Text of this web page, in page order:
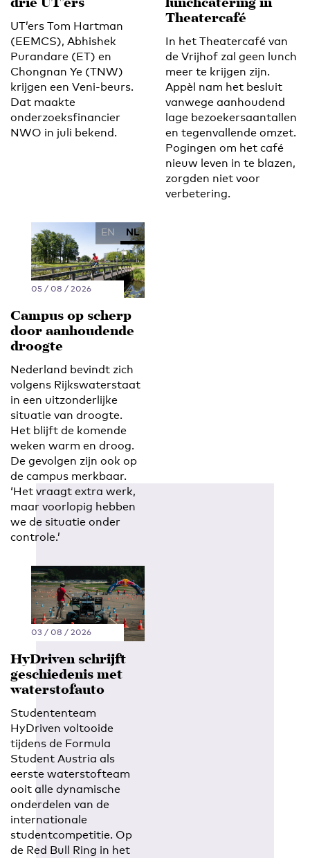
UT’ers Tom Hartman
(EEMCS), Abhishek
Purandare (ET) en
Chongnan Ye (TNW)
krijgen een Veni-beurs.
Dat maakte
onderzoeksfinancier
NWO in juli bekend.
Theatercafé
In het Theatercafé van
de Vrijhof zal geen lunch
meer te krijgen zijn.
Appèl nam het besluit
vanwege aanhoudend
lage bezoekersaantallen
en tegenvallende omzet.
Pogingen om het café
nieuw leven in te blazen,
zorgden niet voor
verbetering.
EN NL
05 / 08 / 2026
Campus op scherp
door aanhoudende
droogte
Nederland bevindt zich
volgens Rijkswaterstaat
in een uitzonderlijke
situatie van droogte.
Het blijft de komende
weken warm en droog.
De gevolgen zijn ook op
de campus merkbaar.
‘Het vraagt extra werk,
maar voorlopig hebben
we de situatie onder
controle.’
03 / 08 / 2026
HyDriven schrijft
geschiedenis met
waterstofauto
Studententeam
HyDriven voltooide
tijdens de Formula
Student Austria als
eerste waterstofteam
ooit alle dynamische
onderdelen van de
internationale
studentcompetitie. Op
de Red Bull Ring in het